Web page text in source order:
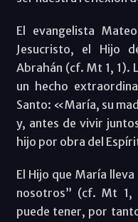
El evangelista
Jesucristo, el Hijo
Abrahán (cf. Mt 1, 1).
un hecho
Santo: «María, su
y, antes de vivir
hijo por obra del
El Hijo que María
nosotros” (cf. Mt 1,
puede tener, por